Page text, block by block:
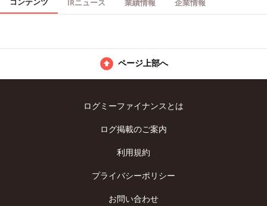
コンテンツ IRニュース 業績情報 企業情報
ページ上部へ
ログミーファイナンスとは
ログ掲載のご案内
利用規約
プライバシーポリシー
お問い合わせ